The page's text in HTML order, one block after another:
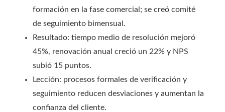
formación en la fase comercial; se creó comité
de seguimiento bimensual.
Resultado: tiempo medio de resolución mejoró
45%, renovación anual creció un 22% y NPS
subió 15 puntos.
Lección: procesos formales de verificación y
seguimiento reducen desviaciones y aumentan la
confianza del cliente.